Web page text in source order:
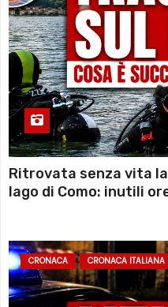
Ritrovata senza vita
lago di Como: inutili
CRONACA CRONACA ITALIANA